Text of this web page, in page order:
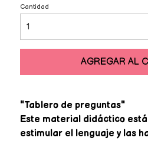
Cantidad
AGREGAR AL
"Tablero de preguntas"
Este material didáctico
estimular el lenguaje y las